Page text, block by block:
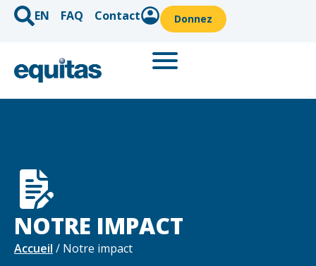
EN FAQ Contact Donnez
NOTRE IMPACT
Accueil / Notre impact